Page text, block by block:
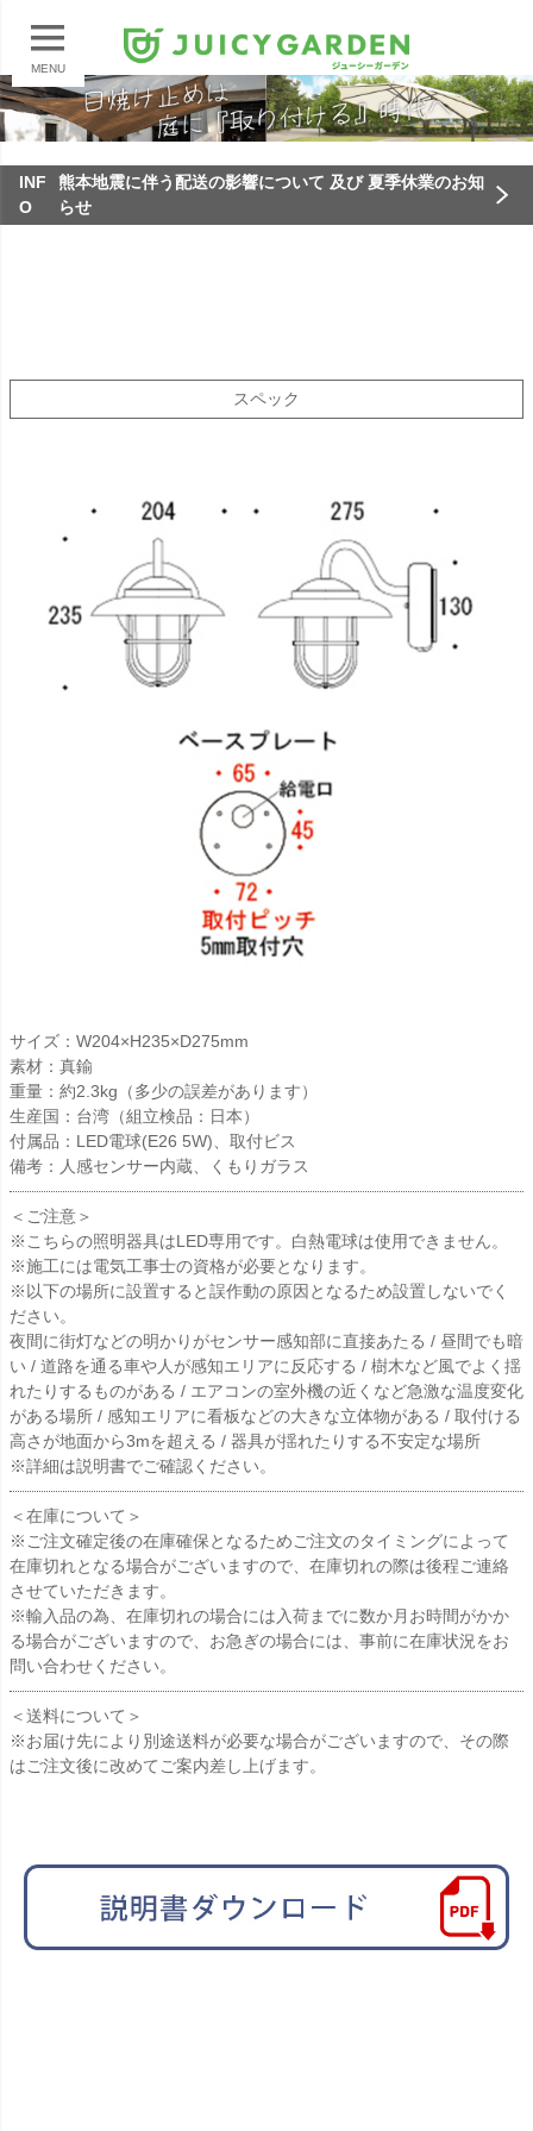
MENU
INF
O
熊本地震に伴う配送の影響について 及び 夏季休業のお知
らせ
スペック
サイズ：W204×H235×D275mm
素材：真鍮
重量：約2.3kg（多少の誤差があります）
生産国：台湾（組立検品：日本）
付属品：LED電球(E26 5W)、取付ビス
備考：人感センサー内蔵、くもりガラス
＜ご注意＞
※こちらの照明器具はLED専用です。白熱電球は使用できません。
※施工には電気工事士の資格が必要となります。
※以下の場所に設置すると誤作動の原因となるため設置しないでく
ださい。
夜間に街灯などの明かりがセンサー感知部に直接あたる / 昼間でも暗
い / 道路を通る車や人が感知エリアに反応する / 樹木など風でよく揺
れたりするものがある / エアコンの室外機の近くなど急激な温度変化
がある場所 / 感知エリアに看板などの大きな立体物がある / 取付ける
高さが地面から3mを超える / 器具が揺れたりする不安定な場所
※詳細は説明書でご確認ください。
＜在庫について＞
※ご注文確定後の在庫確保となるためご注文のタイミングによって
在庫切れとなる場合がございますので、在庫切れの際は後程ご連絡
させていただきます。
※輸入品の為、在庫切れの場合には入荷までに数か月お時間がかか
る場合がございますので、お急ぎの場合には、事前に在庫状況をお
問い合わせください。
＜送料について＞
※お届け先により別途送料が必要な場合がございますので、その際
はご注文後に改めてご案内差し上げます。